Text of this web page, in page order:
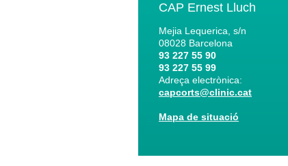
CAP Ernest Lluch
Mejia Lequerica, s/n
08028 Barcelona
93 227 55 90
93 227 55 99
Adreça electrònica:
capcorts@clinic.cat
Mapa de situació